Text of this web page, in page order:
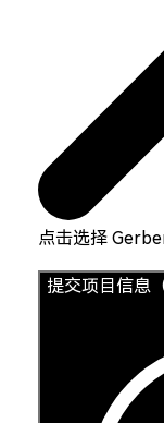
点击选择
提交项目信息